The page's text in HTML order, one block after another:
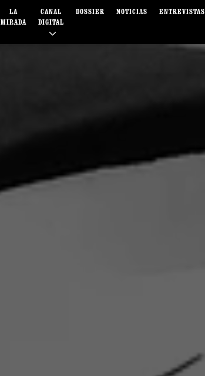
LA
MIRADA
CANAL
DIGITAL
DOSSIER NOTICIAS ENTREVISTAS